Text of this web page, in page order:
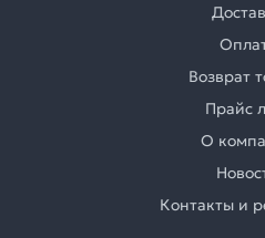
Возврат
Прайс
О
Контакты и